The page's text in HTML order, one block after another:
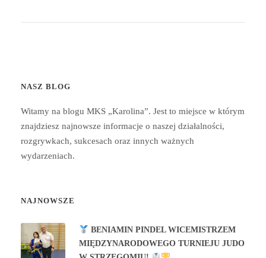
NASZ BLOG
Witamy na blogu MKS „Karolina”. Jest to miejsce w którym
znajdziesz najnowsze informacje o naszej działalności,
rozgrywkach, sukcesach oraz innych ważnych
wydarzeniach.
NAJNOWSZE
BENIAMIN PINDEL WICEMISTRZEM
MIĘDZYNARODOWEGO TURNIEJU JUDO